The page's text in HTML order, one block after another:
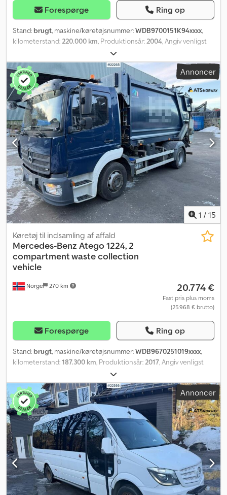
Forespørge Ring op
Stand: brugt, maskine/køretøjsnummer:WDB9700151K94xxxx,
kilometerstand:220.000 km, Produktionsår:2004, Angiv venligst
referencenummer ved forespørgsel: 23967 Tekniske data: Ikke
EU-godkendt Årgang 2004 Kilometerstand: ca. 220.000 km
Manuel gearkasse Dæk (se billeder) Zepro-lasterampe
Sidehængt dør Længde: 796 cm Bredde: 255 cm Akselafstand: 422
cm Egenvægt: 5.125 kg 4x2 177 hk Radio/CD Klimaanlæg
Beskrivelse: Mercedes-Benz Atego 818 varevogn med
kasseopbygning fra år 2004. Køretøjet er udstyret med en Zepro-
lasterampe og en sidehængt dør. Det blev sidst EU-godkendt i
2018 og har stået ubrugt siden. Køretøjet starter og kører, men
der må påregnes et vist behov for reparation og vedligeholdelse.
Hurtig levering er mulig. Km: 220.000 HK: 177 Syn: Nej EU-
godkendt til: 31.08.2018 Egenvægt: 5125 Bredde: 255 Længde: 796
Model: Atego 818 varevogn Csdpfx Amjzrk D Ie Hjrf = Yderligere
information = Kontakt ATS Norway for yderligere information.
Annoncer
1 / 15
Norge 270 km
Køretøj til indsamling af affald
Mercedes-Benz Atego 1224, 2
compartment waste collection
vehicle
20.774 €
Fast pris plus moms
(25.968 € brutto)
Forespørge Ring op
Stand: brugt, maskine/køretøjsnummer:WDB9670251019xxxx,
kilometerstand:187.300 km , Produktionsår: 2017 , Angiv venligst
referencenummer ved forespørgsel: 22268 Specifikationer:
Model: 2017 EU-godkendt indtil: 23.04.26 187.215 km Euro 6 4x2 238
HK Dæk (se billeder) Automatgear 2 kammer Vægtsystem
Klimaanlæg/AC Radio Lys Video Bakkamera Leveringsklar
Beskrivelse: Vi har en 2017 Mercedes-Benz Atego 2-kammer
renovationsvogn til salg. Køretøjet er i daglig brug, så
kilometertallet vil stige en smule. Ifølge ejer skal alt fungere som
det skal. Dog kan fejl og mangler forekomme. Vedligeholdelse er
løbende udført. Leveringsklar. Km: 187300 HK: 238 Syn: Nej
Cedpozqry Ujfx Am Horf EU-godkendt indtil: 23.04.2026 Egenvægt:
9860 kg Totalvægt: 11990 kg Nyttelast: 2055 kg Bredde: 240 cm
Længde: 675 cm Kw: 175 Euro: 6 Model: Atego 1224 2-kammer
Annoncer